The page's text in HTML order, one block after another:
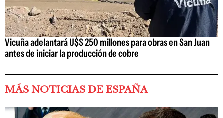
Vicuña adelantará U$S 250 millones para obras en San Juan
antes de iniciar la producción de cobre
MÁS NOTICIAS DE ESPAÑA